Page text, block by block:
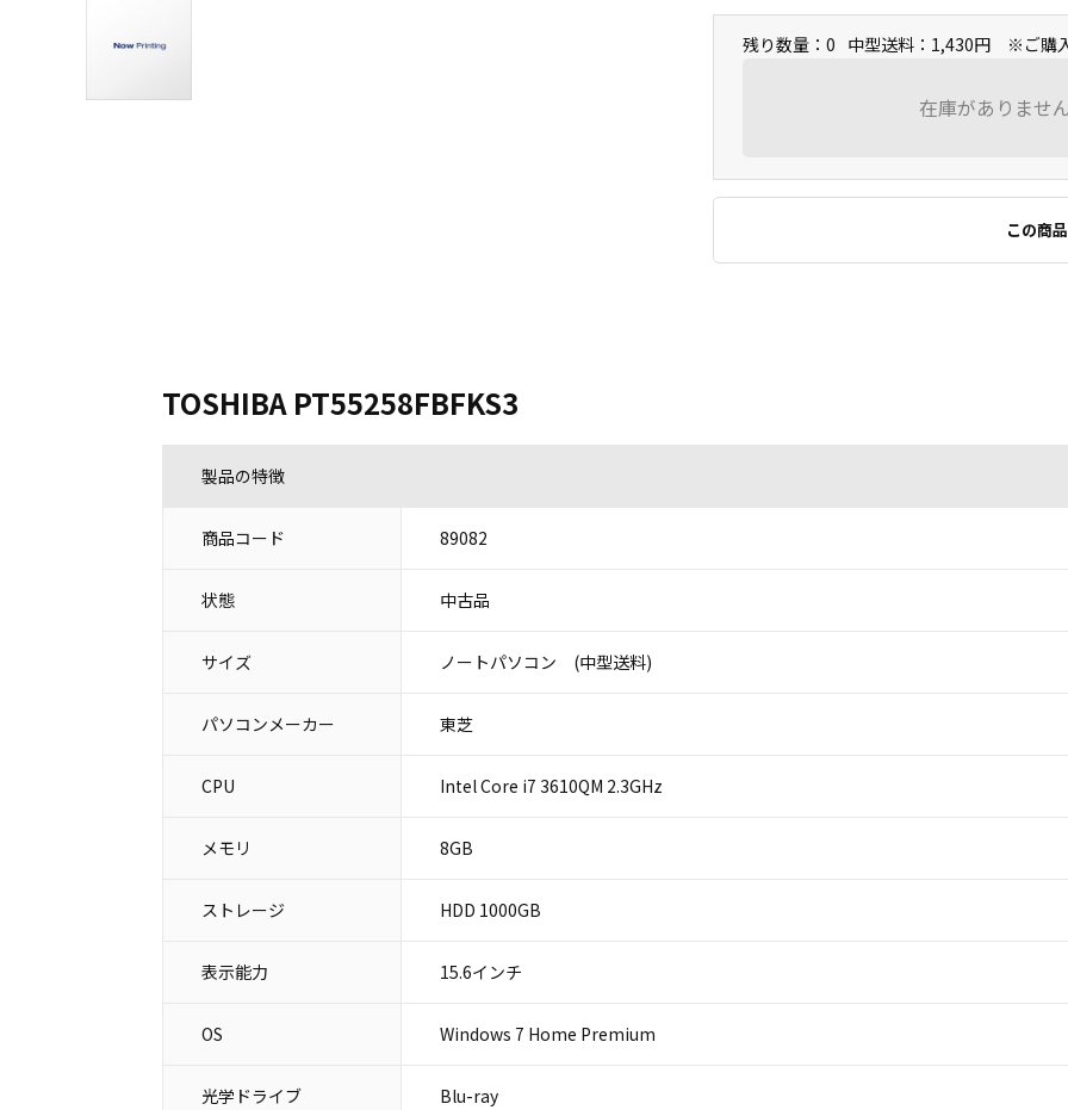
残り数量：0 中型送料：1,430円 ※ご購入
在庫がありませ
この商
TOSHIBA PT55258FBFKS3
製品の特徴
商品コード 89082
状態 中古品
サイズ ノートパソコン (中型送料)
パソコンメーカー 東芝
CPU Intel Core i7 3610QM 2.3GHz
メモリ 8GB
ストレージ HDD 1000GB
表示能力 15.6インチ
OS Windows 7 Home Premium
光学ドライブ Blu-ray